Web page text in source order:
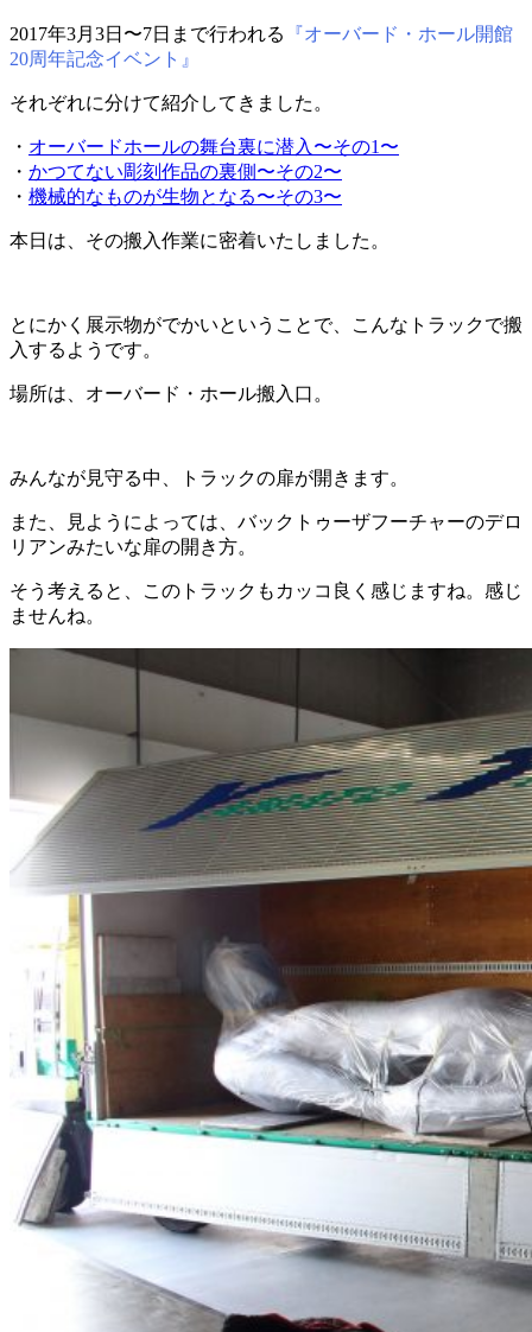
2017年3月3日〜7日まで行われる
『オーバード・ホール開館
20周年記念イベント』
それぞれに分けて紹介してきました。
・ オーバードホールの舞台裏に潜入〜その1〜
・ かつてない彫刻作品の裏側〜その2〜
・ 機械的なものが生物となる〜その3〜
本日は、その搬入作業に密着いたしました。
とにかく展示物がでかいということで、こんなトラックで搬
入するようです。
場所は、オーバード・ホール搬入口。
みんなが見守る中、トラックの扉が開きます。
また、見ようによっては、バックトゥーザフーチャーのデロ
リアンみたいな扉の開き方。
そう考えると、このトラックもカッコ良く感じますね。感じ
ませんね。